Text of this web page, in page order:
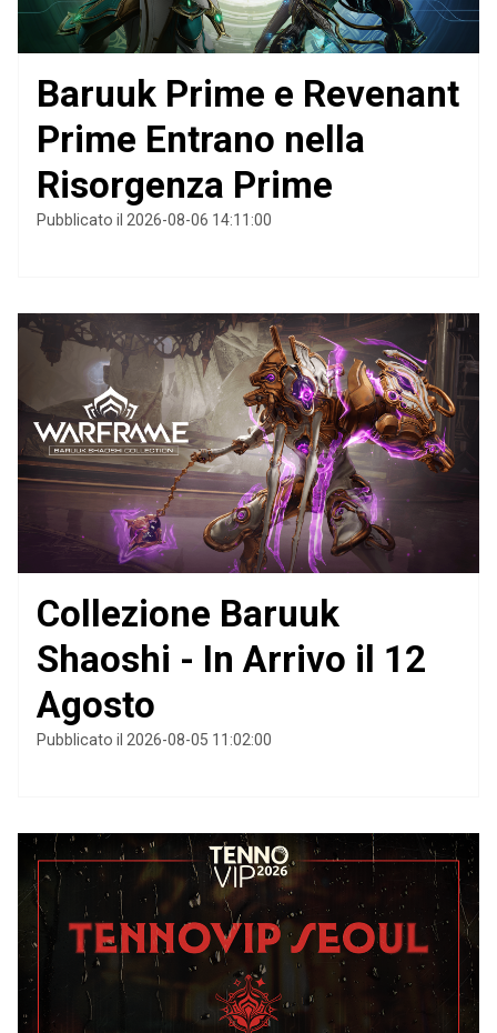
Baruuk Prime e Revenant
Prime Entrano nella
Risorgenza Prime
Pubblicato il 2026-08-06 14:11:00
Collezione Baruuk
Shaoshi - In Arrivo il 12
Agosto
Pubblicato il 2026-08-05 11:02:00